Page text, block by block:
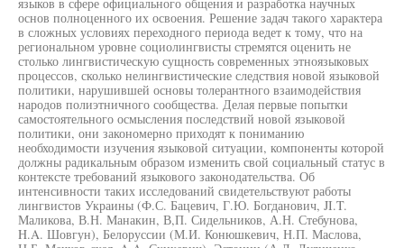
основ полноценного их освоения. Решение задач такого характера
в сложных условиях переходного периода ведет к тому, что на
региональном уровне социолингвисты стремятся оценить не
столько лингвистическую сущность современных этноязыковых
процессов, сколько нелингвистические следствия новой языковой
политики, нарушившей основы толерантного взаимодействия
народов полиэтничного сообщества. Делая первые попытки
самостоятельного осмысления последствий новой языковой
политики, они закономерно приходят к пониманию
необходимости изучения языковой ситуации, компоненты которой
должны радикальным образом изменить свой социальный статус в
контексте требований языкового законодательства. Об
интенсивности таких исследований свидетельствуют работы
лингвистов Украины (Ф.С. Бацевич, Г.Ю. Богданович, JI.T.
Маликова, В.Н. Манакин, В,П. Сидельников, А.Н. Стебунова,
H.A. Шовгун), Белоруссии (М.И. Конюшкевич, Н.П. Маслова,